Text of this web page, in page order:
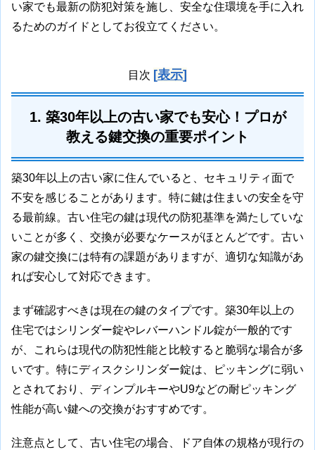
い家でも最新の防犯対策を施し、安全な住環境を手に入れ
るためのガイドとしてお役立てください。
目次 [表示]
1. 築30年以上の古い家でも安心！プロが
教える鍵交換の重要ポイント
築30年以上の古い家に住んでいると、セキュリティ面で
不安を感じることがあります。特に鍵は住まいの安全を守
る最前線。古い住宅の鍵は現代の防犯基準を満たしていな
いことが多く、交換が必要なケースがほとんどです。古い
家の鍵交換には特有の課題がありますが、適切な知識があ
れば安心して対応できます。
まず確認すべきは現在の鍵のタイプです。築30年以上の
住宅ではシリンダー錠やレバーハンドル錠が一般的です
が、これらは現代の防犯性能と比較すると脆弱な場合が多
いです。特にディスクシリンダー錠は、ピッキングに弱い
とされており、ディンプルキーやU9などの耐ピッキング
性能が高い鍵への交換がおすすめです。
注意点として、古い住宅の場合、ドア自体の規格が現行の